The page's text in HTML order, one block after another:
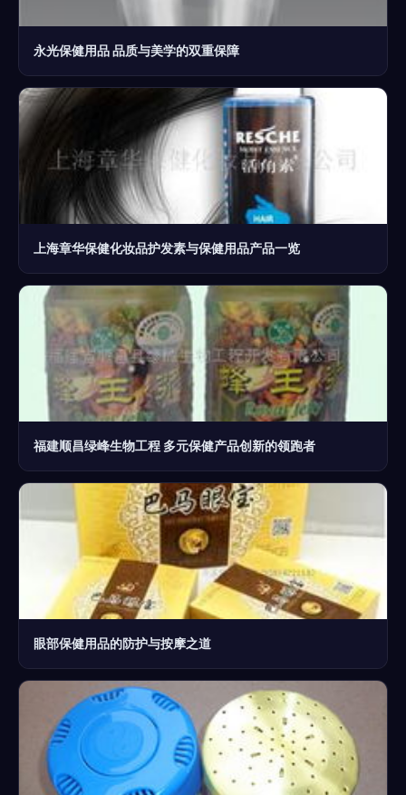
永光保健用品 品质与美学的双重保障
上海章华保健化妆品护发素与保健用品产品一览
福建顺昌绿峰生物工程 多元保健产品创新的领跑者
眼部保健用品的防护与按摩之道